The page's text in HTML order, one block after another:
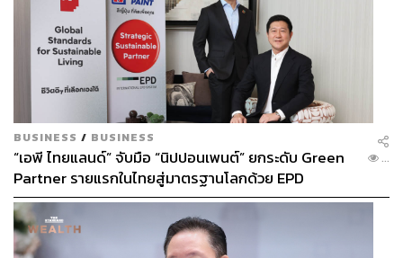
BUSINESS / BUSINESS
“เอพี ไทยแลนด์” จับมือ “นิปปอนเพนต์” ยกระดับ Green
Partner รายแรกในไทยสู่มาตรฐานโลกด้วย EPD
International พร้อมชูแนวคิด Global Standards for
Global Sustainable Living ส่งมอบบ้านคุณภาพ ลด
ผลกระทบต่อสิ่งแวดล้อม พร้อมปั้นนักออกแบบที่ใส่ใจโลก
...